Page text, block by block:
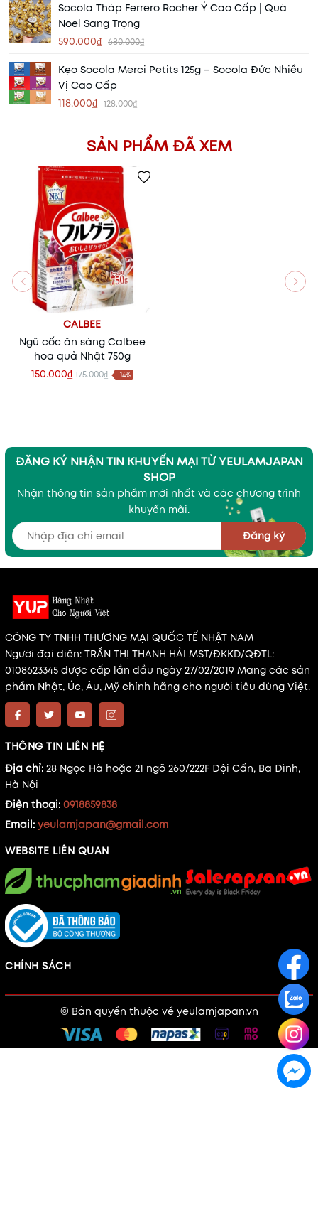
Socola Tháp Ferrero Rocher Ý Cao Cấp | Quà
Noel Sang Trọng
590.000₫ 680.000₫
Kẹo Socola Merci Petits 125g – Socola Đức Nhiều
Vị Cao Cấp
118.000₫ 128.000₫
SẢN PHẨM ĐÃ XEM
CALBEE
Ngũ cốc ăn sáng Calbee
hoa quả Nhật 750g
150.000₫ 175.000₫ -14%
ĐĂNG KÝ NHẬN TIN KHUYẾN MẠI TỪ YEULAMJAPAN
SHOP
Nhận thông tin sản phẩm mới nhất và các chương trình
khuyến mãi.
Đăng ký
CÔNG TY TNHH THƯƠNG MẠI QUỐC TẾ NHẬT NAM
Người đại diện: TRẦN THỊ THANH HẢI MST/ĐKKD/QĐTL:
0108623345 được cấp lần đầu ngày 27/02/2019 Mang các sản
phẩm Nhật, Úc, Âu, Mỹ chính hãng cho người tiêu dùng Việt.
THÔNG TIN LIÊN HỆ
Địa chỉ: 28 Ngọc Hà hoặc 21 ngõ 260/222F Đội Cấn, Ba Đình,
Hà Nội
Điện thoại: 0918859838
Email: yeulamjapan@gmail.com
WEBSITE LIÊN QUAN
CHÍNH SÁCH
© Bản quyền thuộc về yeulamjapan.vn